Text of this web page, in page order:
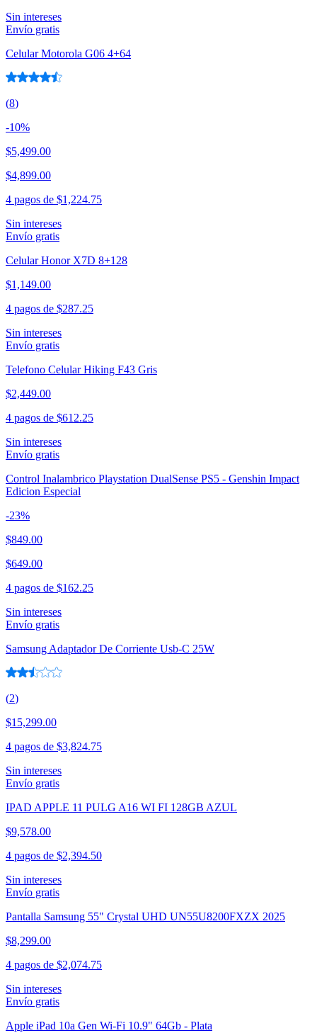
Sin intereses
Envío gratis
Celular Motorola G06 4+64
(8)
-10%
$5,499.00
$4,899.00
4 pagos de $1,224.75
Sin intereses
Envío gratis
Celular Honor X7D 8+128
$1,149.00
4 pagos de $287.25
Sin intereses
Envío gratis
Telefono Celular Hiking F43 Gris
$2,449.00
4 pagos de $612.25
Sin intereses
Envío gratis
Control Inalambrico Playstation DualSense PS5 - Genshin Impact
Edicion Especial
-23%
$849.00
$649.00
4 pagos de $162.25
Sin intereses
Envío gratis
Samsung Adaptador De Corriente Usb-C 25W
(2)
$15,299.00
4 pagos de $3,824.75
Sin intereses
Envío gratis
IPAD APPLE 11 PULG A16 WI FI 128GB AZUL
$9,578.00
4 pagos de $2,394.50
Sin intereses
Envío gratis
Pantalla Samsung 55" Crystal UHD UN55U8200FXZX 2025
$8,299.00
4 pagos de $2,074.75
Sin intereses
Envío gratis
Apple iPad 10a Gen Wi-Fi 10.9" 64Gb - Plata